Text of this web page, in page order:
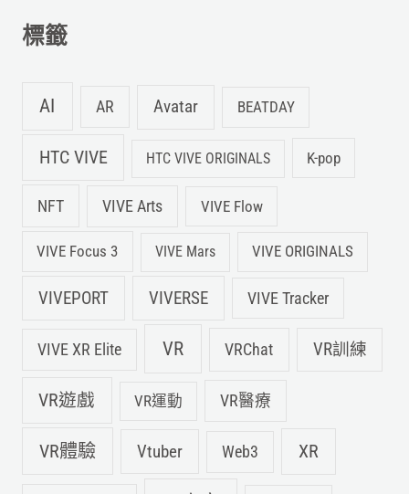
:標籤
AI AR Avatar BEATDAY
HTC VIVE HTC VIVE ORIGINALS K-pop
NFT VIVE Arts VIVE Flow
VIVE Focus 3 VIVE Mars VIVE ORIGINALS
VIVEPORT VIVERSE VIVE Tracker
VIVE XR Elite VR VRChat VR訓練
VR遊戲 VR運動 VR醫療
VR體驗 Vtuber Web3 XR